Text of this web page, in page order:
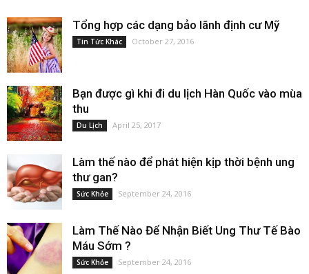
Tổng hợp các dạng bảo lãnh định cư Mỹ
Tin Tức Khác October 27, 2016
Bạn được gì khi đi du lịch Hàn Quốc vào mùa
thu
Du Lịch April 25, 2017
Làm thế nào để phát hiện kịp thời bệnh ung
thư gan?
Sức Khỏe September 24, 2016
Làm Thế Nào Để Nhận Biết Ung Thư Tế Bào
Máu Sớm ?
Sức Khỏe September 24, 2016